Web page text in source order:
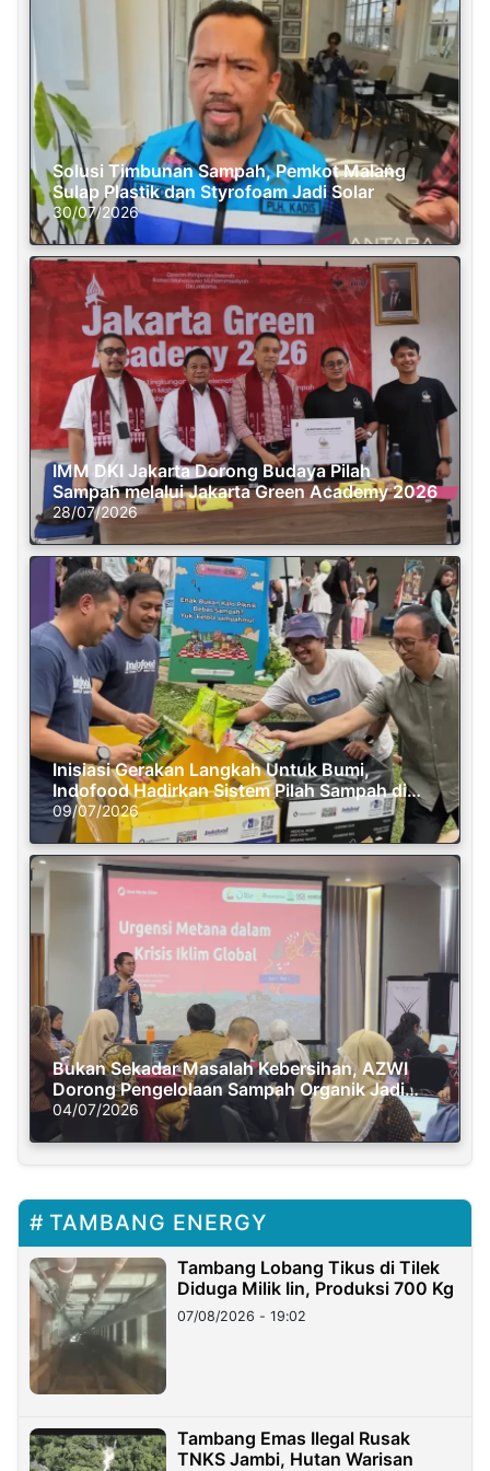
Solusi Timbunan Sampah, Pemkot Malang
Sulap Plastik dan Styrofoam Jadi Solar
30/07/2026
IMM DKI Jakarta Dorong Budaya Pilah
Sampah melalui Jakarta Green Academy 2026
28/07/2026
Inisiasi Gerakan Langkah Untuk Bumi,
Indofood Hadirkan Sistem Pilah Sampah di
Semasa Piknik
09/07/2026
Bukan Sekadar Masalah Kebersihan, AZWI
Dorong Pengelolaan Sampah Organik Jadi
Solusi Krisis Iklim
04/07/2026
TAMBANG ENERGY
Tambang Lobang Tikus di Tilek
Diduga Milik Iin, Produksi 700 Kg
07/08/2026 - 19:02
Tambang Emas Ilegal Rusak
TNKS Jambi, Hutan Warisan